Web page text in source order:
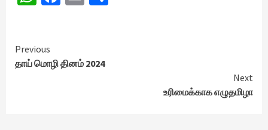
Continue
Reading
Previous
தாய் மொழி தினம் 2024
Next
உரிமைக்காக எழுதமிழா